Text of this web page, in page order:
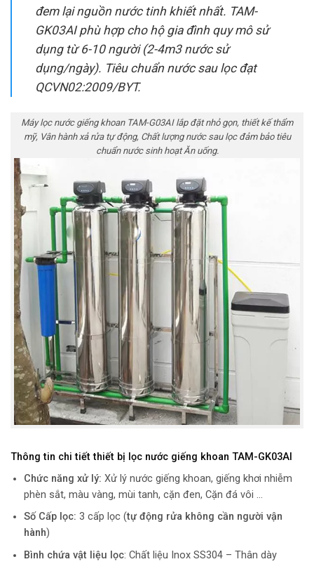
đem lại nguồn nước tinh khiết nhất. TAM-
GK03AI phù hợp cho hộ gia đình quy mô sử
dụng từ 6-10 người (2-4m3 nước sử
dụng/ngày). Tiêu chuẩn nước sau lọc đạt
QCVN02:2009/BYT.
Máy lọc nước giếng khoan TAM-G03AI lắp đặt nhỏ gọn, thiết kế thẩm
mỹ, Vân hành xả rửa tự động, Chất lượng nước sau lọc đảm bảo tiêu
chuẩn nước sinh hoạt Ăn uống.
Thông tin chi tiếtthiết bị lọc nước giếng khoan TAM-GK03AI
Chức năng xử lý: Xử lý nước giếng khoan, giếng khơi nhiễm
phèn sắt, màu vàng, mùi tanh, cặn đen, Cặn đá vôi …
Số Cấp lọc: 3 cấp lọc (tự động rửa không cần người vận
hành)
Bình chứa vật liệu lọc: Chất liệu Inox SS304 – Thân dày